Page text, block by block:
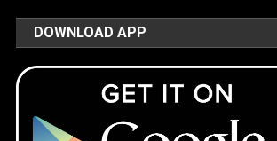
DOWNLOAD APP